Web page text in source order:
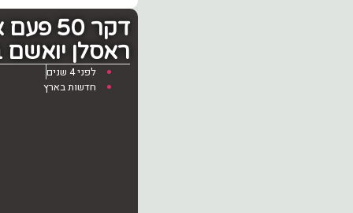
דקר
ראסלן יואשם ברצח
לפני 4 שנים
חדשות בארץ